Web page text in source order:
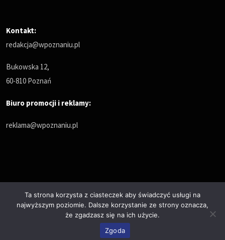
Kontakt:
redakcja@wpoznaniu.pl
Bukowska 12,
60-810 Poznań
Biuro promocji i reklamy:
reklama@wpoznaniu.pl
Polityka prywatności
© Copyrights 2025. All Rights Reserved by wPoznaniu.pl
Ta strona korzysta z ciasteczek aby świadczyć usługi na
najwyższym poziomie. Dalsze korzystanie ze strony oznacza,
że zgadzasz się na ich użycie.
Zgoda